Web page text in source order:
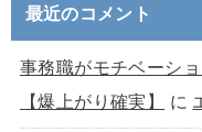
最近のコメント
事務職がモチベーシ
【爆上がり確実】
に